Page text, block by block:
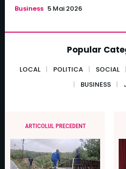
Business 5 Mai 2026
Popular
LOCAL POLITICA SOCIAL
BUSINESS
ARTICOLUL PRECEDENT